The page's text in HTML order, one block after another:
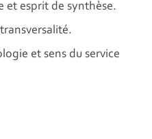
et esprit de synthèse.
et sens du service